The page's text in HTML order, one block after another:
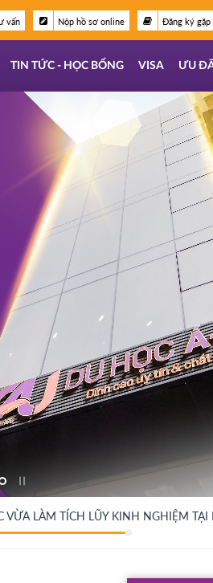
vấn Nộp hồ sơ online Đăng ký gặp
TIN TỨC - HỌC BỔNG VISA ƯU
VỪA LÀM TÍCH LŨY KINH NGHIỆM TẠI